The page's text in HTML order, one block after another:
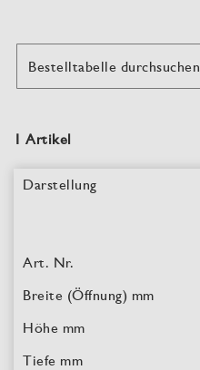
1 Artikel
Bestelltabelle durchsuchen